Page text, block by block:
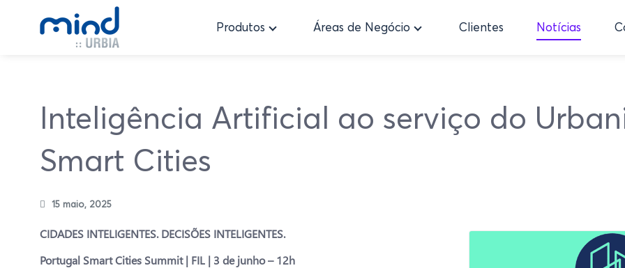
Produtos Áreas de Negócio Clientes Notícias
Inteligência Artificial ao serviço do
Smart Cities
15 maio, 2025
CIDADES INTELIGENTES. DECISÕES INTELIGENTES.
Portugal Smart Cities Summit | FIL | 3 de junho – 12h